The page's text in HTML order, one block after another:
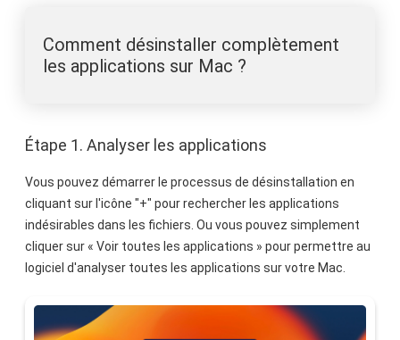
Comment désinstaller complètement
les applications sur Mac ?
Étape 1. Analyser les applications
Vous pouvez démarrer le processus de désinstallation en
cliquant sur l'icône "+" pour rechercher les applications
indésirables dans les fichiers. Ou vous pouvez simplement
cliquer sur « Voir toutes les applications » pour permettre au
logiciel d'analyser toutes les applications sur votre Mac.